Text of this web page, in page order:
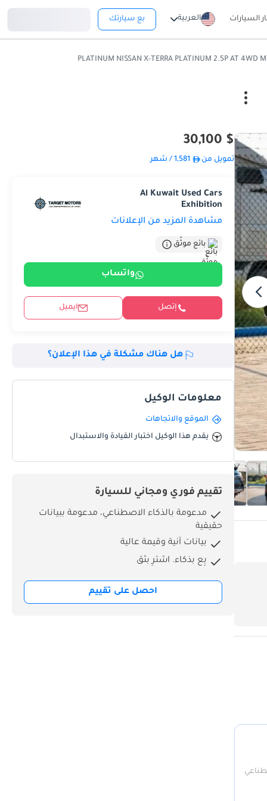
السيارات العربية بع سيارتك
$ 30,100
تمويل من 1,581 / شهر
Al Kuwait Used Cars
Exhibition
مشاهدة المزيد من الإعلانات
بائع موثّق
واتساب
إتصل ايميل
هل هناك مشكلة في هذا الإعلان؟
معلومات الوكيل
الموقع والاتجاهات
يقدم هذا الوكيل اختبار القيادة والاستبدال
تقييم فوري ومجاني للسيارة
مدعومة بالذكاء الاصطناعي، مدعومة ببيانات
حقيقية
بيانات آنية وقيمة عالية
بِع بذكاء. اشترِ بثق
احصل على تقييم